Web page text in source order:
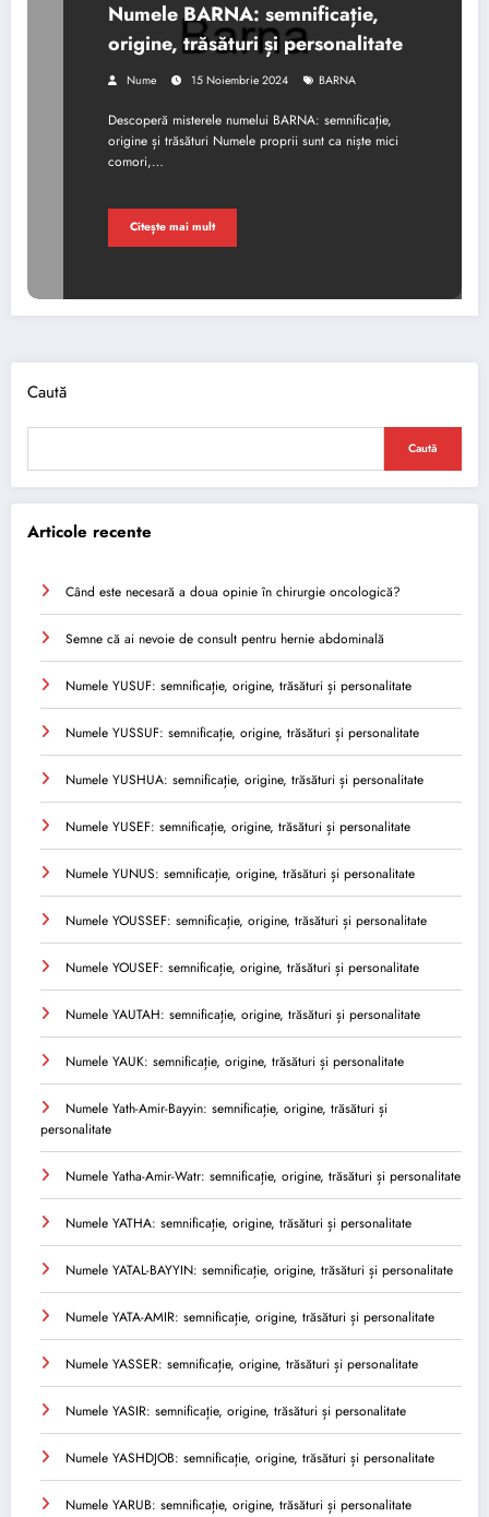
Numele BARNA: semnificație,
origine, trăsături și personalitate
Nume 15 Noiembrie 2024 BARNA
Descoperă misterele numelui BARNA: semnificație,
origine și trăsături Numele proprii sunt ca niște mici
comori,…
Citește mai mult
Caută
Caută
Articole recente
Când este necesară a doua opinie în chirurgie oncologică?
Semne că ai nevoie de consult pentru hernie abdominală
Numele YUSUF: semnificație, origine, trăsături și personalitate
Numele YUSSUF: semnificație, origine, trăsături și personalitate
Numele YUSHUA: semnificație, origine, trăsături și personalitate
Numele YUSEF: semnificație, origine, trăsături și personalitate
Numele YUNUS: semnificație, origine, trăsături și personalitate
Numele YOUSSEF: semnificație, origine, trăsături și personalitate
Numele YOUSEF: semnificație, origine, trăsături și personalitate
Numele YAUTAH: semnificație, origine, trăsături și personalitate
Numele YAUK: semnificație, origine, trăsături și personalitate
Numele Yath-Amir-Bayyin: semnificație, origine, trăsături și
personalitate
Numele Yatha-Amir-Watr: semnificație, origine, trăsături și personalitate
Numele YATHA: semnificație, origine, trăsături și personalitate
Numele YATAL-BAYYIN: semnificație, origine, trăsături și personalitate
Numele YATA-AMIR: semnificație, origine, trăsături și personalitate
Numele YASSER: semnificație, origine, trăsături și personalitate
Numele YASIR: semnificație, origine, trăsături și personalitate
Numele YASHDJOB: semnificație, origine, trăsături și personalitate
Numele YARUB: semnificație, origine, trăsături și personalitate